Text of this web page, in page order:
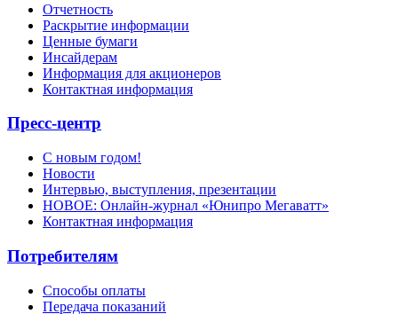
Отчетность
Раскрытие информации
Ценные бумаги
Инсайдерам
Информация для акционеров
Контактная информация
Пресс-центр
С новым годом!
Новости
Интервью, выступления, презентации
НОВОЕ: Онлайн-журнал «Юнипро Мегаватт»
Контактная информация
Потребителям
Способы оплаты
Передача показаний